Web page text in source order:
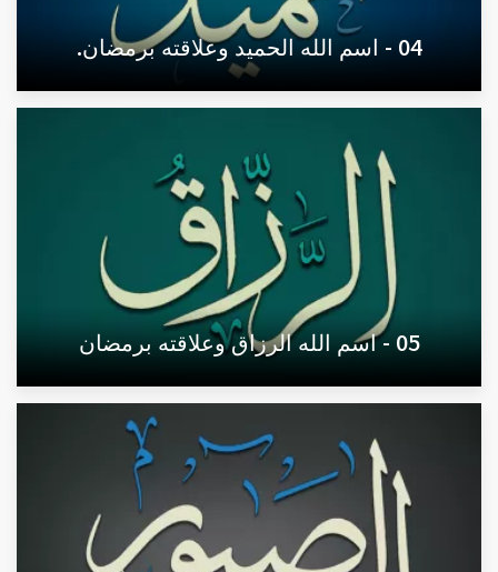
04 - اسم الله الحميد وعلاقته برمضان.
05 - اسم الله الرزاق وعلاقته برمضان